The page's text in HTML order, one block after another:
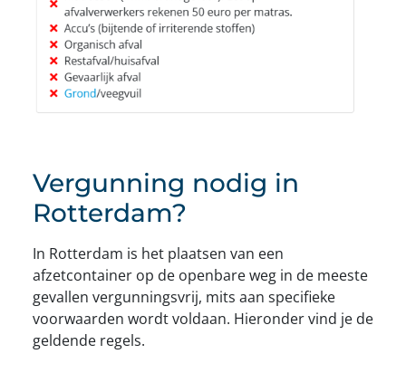
Vergunning nodig in
Rotterdam?
In Rotterdam is het plaatsen van een
afzetcontainer op de openbare weg in de meeste
gevallen vergunningsvrij, mits aan specifieke
voorwaarden wordt voldaan. Hieronder vind je de
geldende regels.